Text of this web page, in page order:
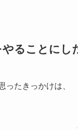
ることにし
ったきっかけは、